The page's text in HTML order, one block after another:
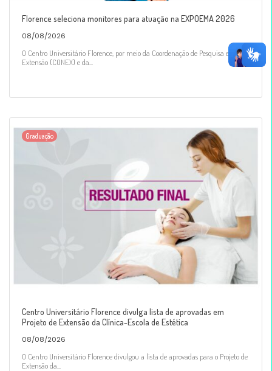
Florence seleciona monitores para atuação na EXPOEMA 2026
08/08/2026
O Centro Universitário Florence, por meio da Coordenação de Pesquisa e
Extensão (CONEX) e da...
Graduação
Centro Universitário Florence divulga lista de aprovadas em
Projeto de Extensão da Clínica-Escola de Estética
08/08/2026
O Centro Universitário Florence divulgou a lista de aprovadas para o Projeto de
Extensão da...